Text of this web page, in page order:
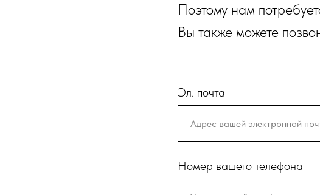
Поэтому нам
Вы также можете
Эл. почта
Номер вашего телефона